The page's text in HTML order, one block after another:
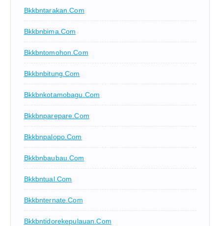
Bkkbntarakan.com
Bkkbnbima.com
Bkkbntomohon.com
Bkkbnbitung.com
Bkkbnkotamobagu.com
Bkkbnparepare.com
Bkkbnpalopo.com
Bkkbnbaubau.com
Bkkbntual.com
Bkkbnternate.com
Bkkbntidorekepulauan.com